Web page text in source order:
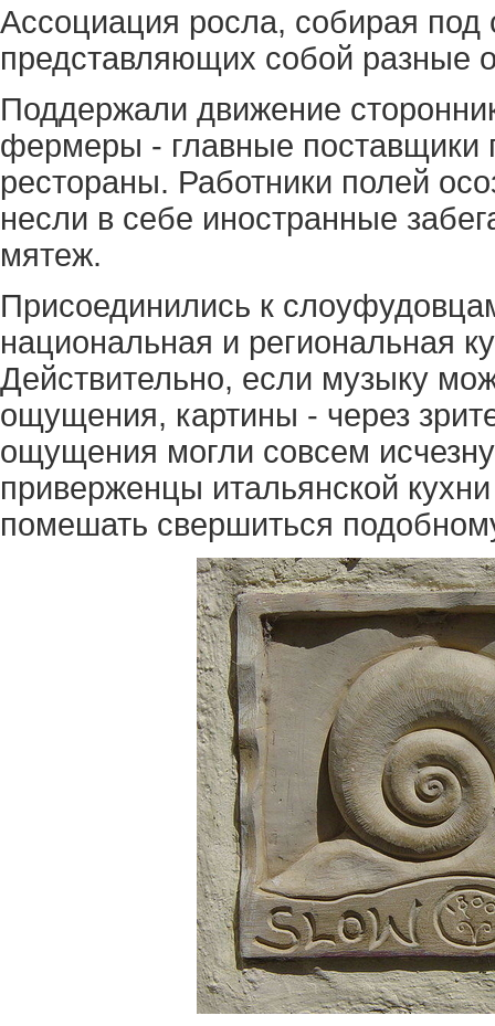
Ассоциация росла, собирая
представляющих собой разные
Поддержали движение
фермеры - главные поставщики
рестораны. Работники полей
несли в себе иностранные
мятеж.
Присоединились к
национальная и региональная
Действительно, если музыку
ощущения, картины - через
ощущения могли совсем
приверженцы итальянской
помешать свершиться